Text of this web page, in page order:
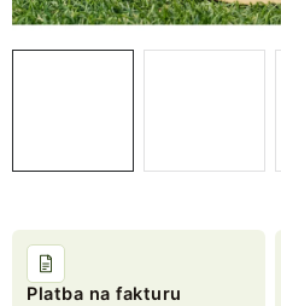
Podmínky ochrany osobních údajů
Platba na fakturu